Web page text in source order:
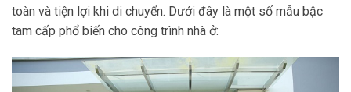
toàn và tiện lợi khi di chuyển. Dưới đây là một số mẫu bậc
tam cấp phổ biến cho công trình nhà ở: